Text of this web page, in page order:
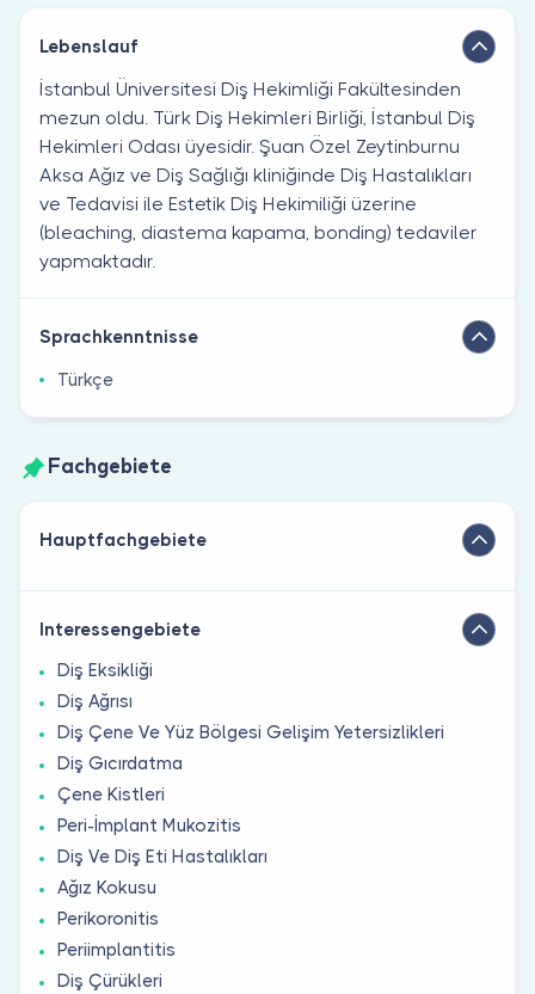
Lebenslauf
İstanbul Üniversitesi Diş Hekimliği Fakültesinden
mezun oldu. Türk Diş Hekimleri Birliği, İstanbul Diş
Hekimleri Odası üyesidir. Şuan Özel Zeytinburnu
Aksa Ağız ve Diş Sağlığı kliniğinde Diş Hastalıkları
ve Tedavisi ile Estetik Diş Hekimiliği üzerine
(bleaching, diastema kapama, bonding) tedaviler
yapmaktadır.
Sprachkenntnisse
Türkçe
Fachgebiete
Hauptfachgebiete
Interessengebiete
Diş Eksikliği
Diş Ağrısı
Diş Çene Ve Yüz Bölgesi Gelişim Yetersizlikleri
Diş Gıcırdatma
Çene Kistleri
Peri-İmplant Mukozitis
Diş Ve Diş Eti Hastalıkları
Ağız Kokusu
Perikoronitis
Periimplantitis
Diş Çürükleri